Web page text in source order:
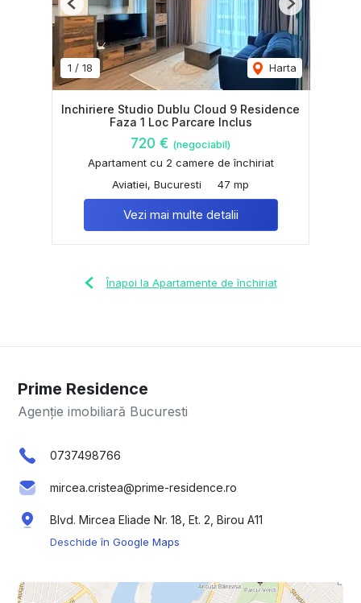
1 / 18 Harta
Previous Next
Inchiriere Studio Dublu Cloud 9 Residence
Faza 1 Loc Parcare Inclus
720 € (negociabil)
Apartament cu 2 camere de închiriat
Aviatiei, Bucuresti
47 mp
Vezi mai multe detalii
Înapoi la Apartamente de închiriat
Prime Residence
Agenție imobiliară Bucuresti
0737498766
mircea.cristea@prime-residence.ro
Blvd. Mircea Eliade Nr. 18, Et. 2, Birou A11
Deschide în Google Maps